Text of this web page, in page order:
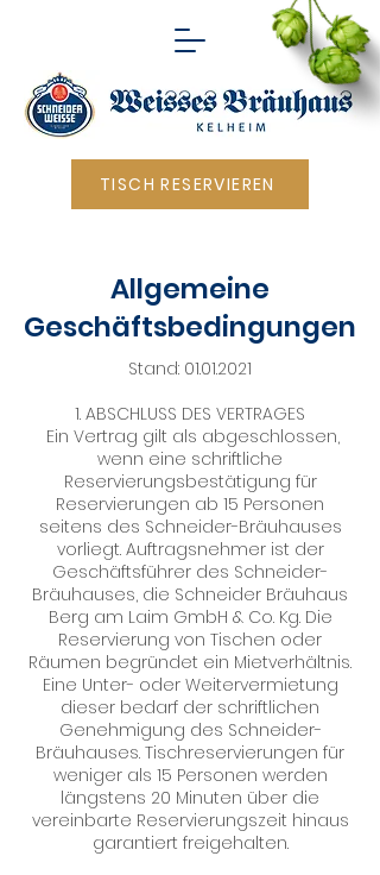
TISCH RESERVIEREN
Allgemeine
Geschäftsbedingungen
Stand: 01.01.2021
1. ABSCHLUSS DES VERTRAGES
Ein Vertrag gilt als abgeschlossen,
wenn eine schriftliche
Reservierungsbestätigung für
Reservierungen ab 15 Personen
seitens des Schneider-Bräuhauses
vorliegt. Auftragsnehmer ist der
Geschäftsführer des Schneider-
Bräuhauses, die Schneider Bräuhaus
Berg am Laim GmbH & Co. Kg. Die
Reservierung von Tischen oder
Räumen begründet ein Mietverhältnis.
Eine Unter- oder Weitervermietung
dieser bedarf der schriftlichen
Genehmigung des Schneider-
Bräuhauses. Tischreservierungen für
weniger als 15 Personen werden
längstens 20 Minuten über die
vereinbarte Reservierungszeit hinaus
garantiert freigehalten.